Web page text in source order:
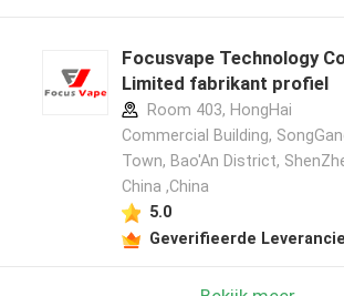
Focusvape Technology
Limited fabrikant profiel
Room 403, HongHai
Commercial Building,
Town, Bao'An District,
China ,China
5.0
Geverifieerde